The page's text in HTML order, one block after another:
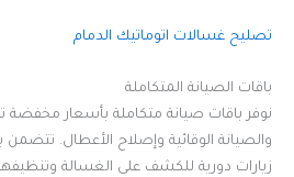
تصليح غسالات اتوماتيك الدمام
باقات الصيانة المتكاملة
نوفر باقات صيانة متكاملة بأسعار
والصيانة الوقائية وإصلاح الأعطال. تتضمن
زيارات دورية للكشف على الغسالة